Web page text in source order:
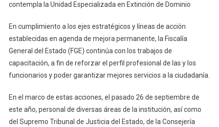
Y
Bienes
contempla la Unidad Especializada en Extinción de Dominio
En cumplimiento a los ejes estratégicos y líneas de acción
establecidas en agenda de mejora permanente, la Fiscalía
General del Estado (FGE) continúa con los trabajos de
capacitación, a fin de reforzar el perfil profesional de las y los
funcionarios y poder garantizar mejores servicios a la ciudadanía.
En el marco de estas acciones, el pasado 26 de septiembre de
este año, personal de diversas áreas de la institución, así como
del Supremo Tribunal de Justicia del Estado, de la Consejería